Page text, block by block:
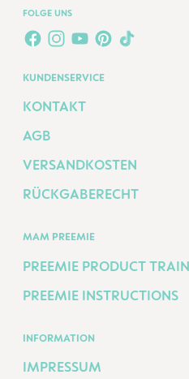
FOLGE UNS
FACEBOOK
INSTAGRAM
YOUTUBE
PINTEREST
TIKTOK
KUNDENSERVICE
KONTAKT
AGB
VERSANDKOSTEN
RÜCKGABERECHT
MAM PREEMIE
PREEMIE PRODUCT
PREEMIE INSTRUCTIONS
INFORMATION
IMPRESSUM